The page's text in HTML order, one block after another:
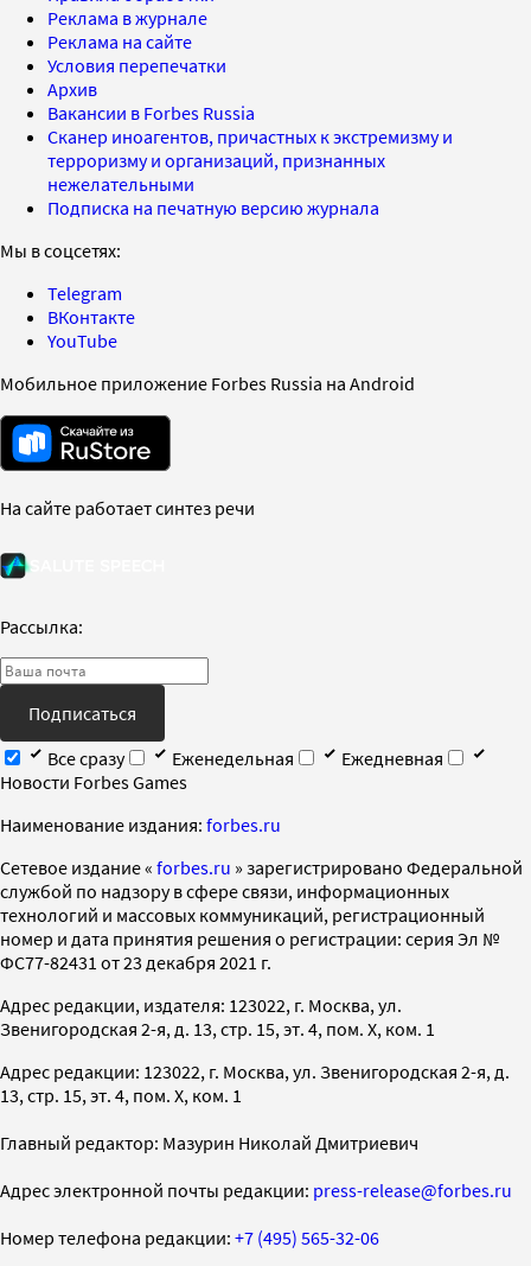
Реклама в журнале
Реклама на сайте
Условия перепечатки
Архив
Вакансии в Forbes Russia
Сканер иноагентов, причастных к экстремизму и
терроризму и организаций, признанных
нежелательными
Подписка на печатную версию журнала
Мы в соцсетях:
Telegram
ВКонтакте
YouTube
Мобильное приложение Forbes Russia на Android
На сайте работает синтез речи
Рассылка:
Подписаться
Все сразу
Еженедельная
Ежедневная
Новости Forbes Games
Наименование издания: forbes.ru
Cетевое издание « forbes.ru » зарегистрировано Федеральной
службой по надзору в сфере связи, информационных
технологий и массовых коммуникаций, регистрационный
номер и дата принятия решения о регистрации: серия Эл №
ФС77-82431 от 23 декабря 2021 г.
Адрес редакции, издателя: 123022, г. Москва, ул.
Звенигородская 2-я, д. 13, стр. 15, эт. 4, пом. X, ком. 1
Адрес редакции: 123022, г. Москва, ул. Звенигородская 2-я, д.
13, стр. 15, эт. 4, пом. X, ком. 1
Главный редактор: Мазурин Николай Дмитриевич
Адрес электронной почты редакции: press-release@forbes.ru
Номер телефона редакции: +7 (495) 565-32-06